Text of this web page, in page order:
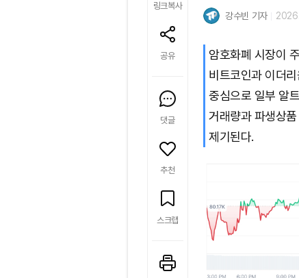
링크복사
공유
댓글
추천
스크랩
강수빈 기자
암호화폐 시장이
비트코인과 이더
중심으로 일부 알
거래량과 파생상
제기된다.